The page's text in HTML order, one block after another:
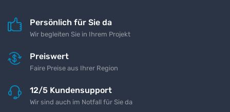
Persönlich für Sie da
Wir begleiten Sie in Ihrem Projekt
Preiswert
Faire Preise aus Ihrer Region
12/5 Kundensupport
Wir sind auch im Notfall für Sie da